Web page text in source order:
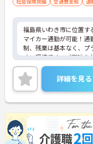
福島県いわき市に位置す
マイカー通勤が可能！
制、残業は基本なく、プ
すい環境です。ご興味を
い合わせください。
詳細を見る